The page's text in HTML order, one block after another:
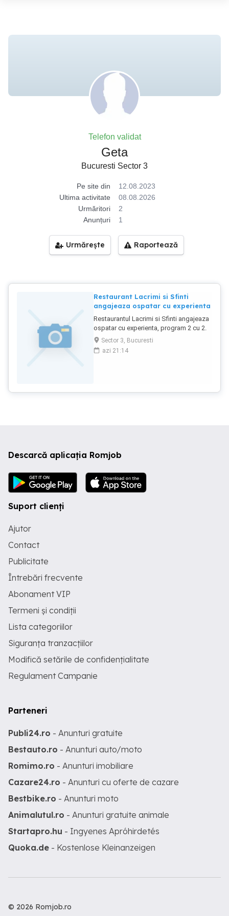
Telefon validat
Geta
Bucuresti Sector 3
Pe site din
12.08.2023
Ultima activitate
08.08.2026
Urmăritori
2
Anunțuri
1
Urmărește Raportează
Restaurant Lacrimi si Sfinti
angajeaza ospatar cu experienta
Restaurantul Lacrimi si Sfinti angajeaza
ospatar cu experienta, program 2 cu 2.
Ne dorim in echipa noastra persoane
serioase, active si prietenoase. Este
necesar nivelul avansat pentru limba
Sector 3, Bucuresti
azi 21:14
Descarcă aplicația Romjob
Suport clienți
Ajutor
Contact
Publicitate
Întrebări frecvente
Abonament VIP
Termeni și condiții
Lista categoriilor
Siguranța tranzacțiilor
Modifică setările de confidențialitate
Regulament Campanie
Parteneri
Publi24.ro - Anunturi gratuite
Bestauto.ro - Anunturi auto/moto
Romimo.ro - Anunturi imobiliare
Cazare24.ro - Anunturi cu oferte de cazare
Bestbike.ro - Anunturi moto
Animalutul.ro - Anunturi gratuite animale
Startapro.hu - Ingyenes Apróhirdetés
Quoka.de - Kostenlose Kleinanzeigen
© 2026 Romjob.ro